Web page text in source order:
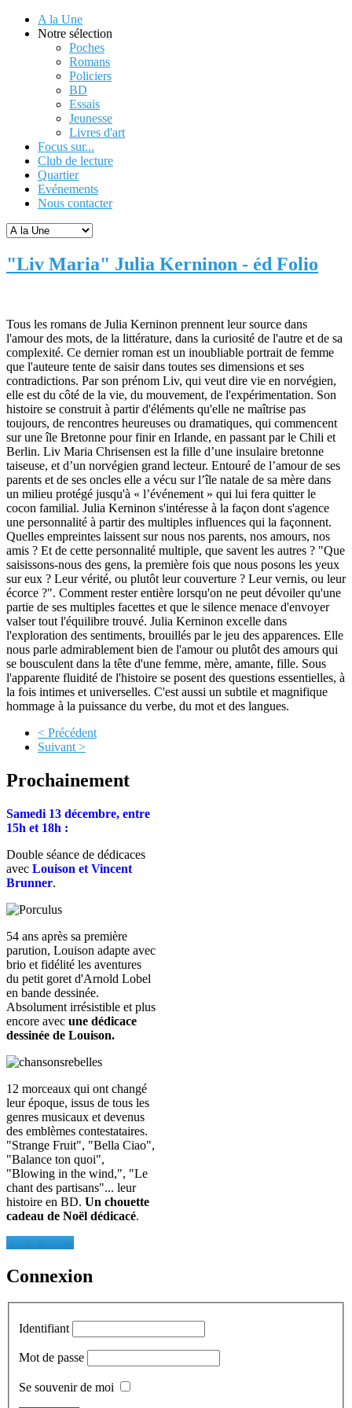
A la Une
Notre sélection
Poches
Romans
Policiers
BD
Essais
Jeunesse
Livres d'art
Focus sur...
Club de lecture
Quartier
Evénements
Nous contacter
"Liv Maria" Julia Kerninon - éd Folio
Tous les romans de Julia Kerninon prennent leur source dans
l'amour des mots, de la littérature, dans la curiosité de l'autre et de sa
complexité. Ce dernier roman est un inoubliable portrait de femme
que l'auteure tente de saisir dans toutes ses dimensions et ses
contradictions. Par son prénom Liv, qui veut dire vie en norvégien,
elle est du côté de la vie, du mouvement, de l'expérimentation. Son
histoire se construit à partir d'éléments qu'elle ne maîtrise pas
toujours, de rencontres heureuses ou dramatiques, qui commencent
sur une île Bretonne pour finir en Irlande, en passant par le Chili et
Berlin. Liv Maria Chrisensen est la fille d’une insulaire bretonne
taiseuse, et d’un norvégien grand lecteur. Entouré de l’amour de ses
parents et de ses oncles elle a vécu sur l’île natale de sa mère dans
un milieu protégé jusqu'à « l’événement » qui lui fera quitter le
cocon familial. Julia Kerninon s'intéresse à la façon dont s'agence
une personnalité à partir des multiples influences qui la façonnent.
Quelles empreintes laissent sur nous nos parents, nos amours, nos
amis ? Et de cette personnalité multiple, que savent les autres ? "Que
saisissons-nous des gens, la première fois que nous posons les yeux
sur eux ? Leur vérité, ou plutôt leur couverture ? Leur vernis, ou leur
écorce ?". Comment rester entière lorsqu'on ne peut dévoiler qu'une
partie de ses multiples facettes et que le silence menace d'envoyer
valser tout l'équilibre trouvé. Julia Kerninon excelle dans
l'exploration des sentiments, brouillés par le jeu des apparences. Elle
nous parle admirablement bien de l'amour ou plutôt des amours qui
se bousculent dans la tête d'une femme, mère, amante, fille. Sous
l'apparente fluidité de l'histoire se posent des questions essentielles, à
la fois intimes et universelles. C'est aussi un subtile et magnifique
hommage à la puissance du verbe, du mot et des langues.
< Précédent
Suivant >
Prochainement
Samedi 13 décembre, entre
15h et 18h :
Double séance de dédicaces
avec Louison et Vincent
Brunner.
54 ans après sa première
parution, Louison adapte avec
brio et fidélité les aventures
du petit goret d'Arnold Lobel
en bande dessinée.
Absolument irrésistible et plus
encore avec une dédicace
dessinée de Louison.
12 morceaux qui ont changé
leur époque, issus de tous les
genres musicaux et devenus
des emblèmes contestataires.
"Strange Fruit", "Bella Ciao",
"Balance ton quoi",
"Blowing in the wind,", "Le
chant des partisans"... leur
histoire en BD. Un chouette
cadeau de Noël dédicacé.
Lire la suite...
Connexion
Identifiant
Mot de passe
Se souvenir de moi